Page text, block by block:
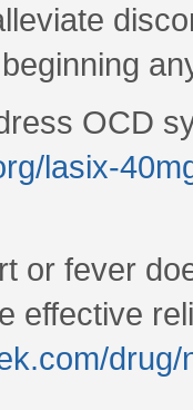
OCD
lasix-
or fever
effective
drug/